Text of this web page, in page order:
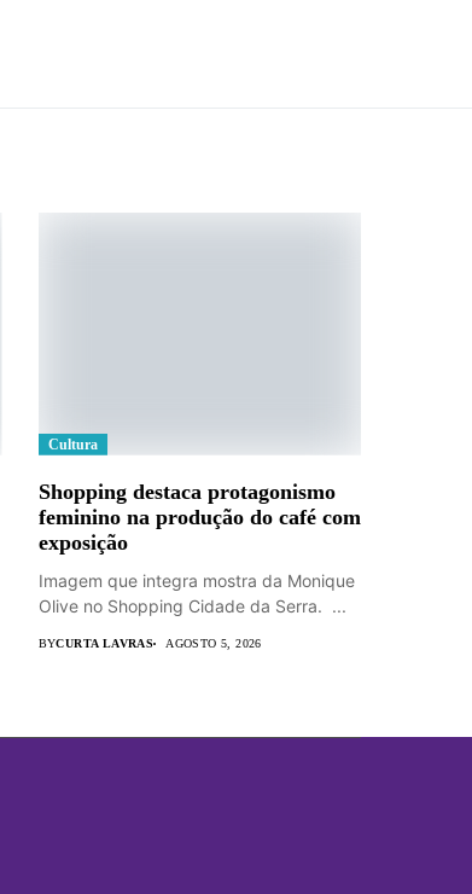
Cultura
Shopping destaca protagonismo
feminino na produção do café com
exposição
Imagem que integra mostra da Monique
Olive no Shopping Cidade da Serra. ...
BYCURTA LAVRAS AGOSTO 5, 2026